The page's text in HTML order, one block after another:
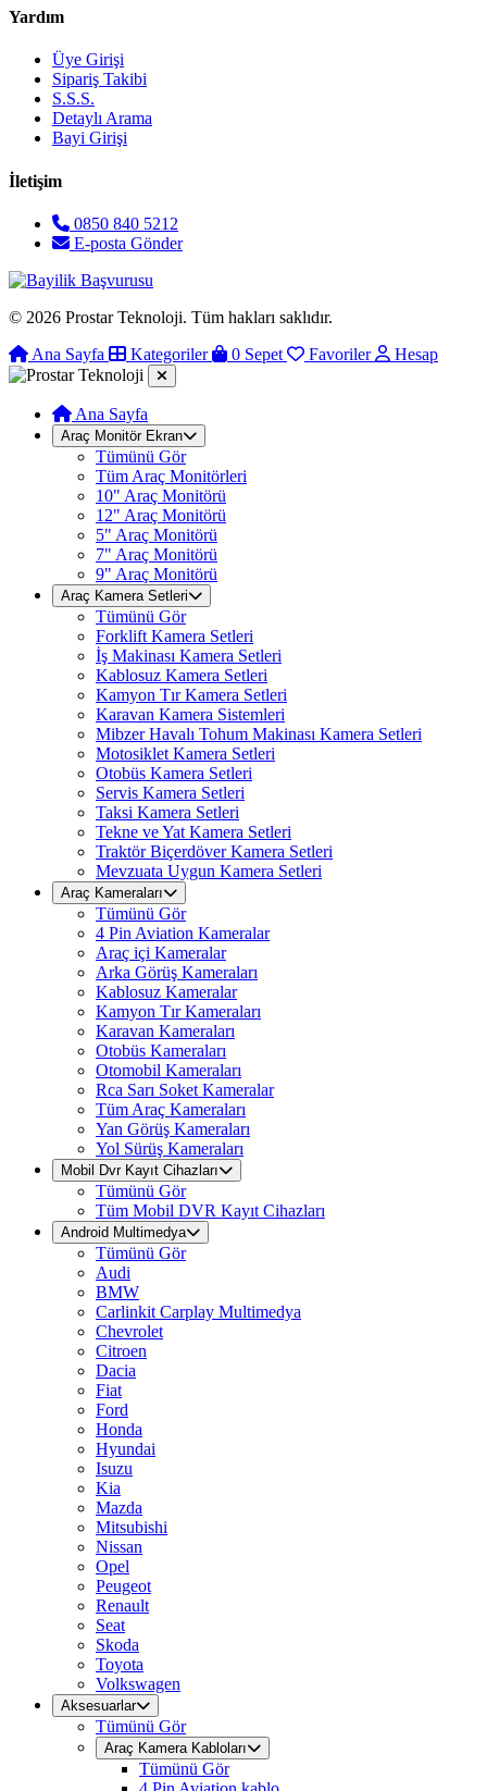
Yardım
Üye Girişi
Sipariş Takibi
S.S.S.
Detaylı Arama
Bayi Girişi
İletişim
0850 840 5212
E-posta Gönder
© 2026 Prostar Teknoloji. Tüm hakları saklıdır.
Ana Sayfa
Kategoriler 0 Sepet Favoriler Hesap
Ana Sayfa
Araç Monitör Ekran
Tümünü Gör
Tüm Araç Monitörleri
10" Araç Monitörü
12" Araç Monitörü
5" Araç Monitörü
7" Araç Monitörü
9" Araç Monitörü
Araç Kamera Setleri
Tümünü Gör
Forklift Kamera Setleri
İş Makinası Kamera Setleri
Kablosuz Kamera Setleri
Kamyon Tır Kamera Setleri
Karavan Kamera Sistemleri
Mibzer Havalı Tohum Makinası Kamera Setleri
Motosiklet Kamera Setleri
Otobüs Kamera Setleri
Servis Kamera Setleri
Taksi Kamera Setleri
Tekne ve Yat Kamera Setleri
Traktör Biçerdöver Kamera Setleri
Mevzuata Uygun Kamera Setleri
Araç Kameraları
Tümünü Gör
4 Pin Aviation Kameralar
Araç içi Kameralar
Arka Görüş Kameraları
Kablosuz Kameralar
Kamyon Tır Kameraları
Karavan Kameraları
Otobüs Kameraları
Otomobil Kameraları
Rca Sarı Soket Kameralar
Tüm Araç Kameraları
Yan Görüş Kameraları
Yol Sürüş Kameraları
Mobil Dvr Kayıt Cihazları
Tümünü Gör
Tüm Mobil DVR Kayıt Cihazları
Android Multimedya
Tümünü Gör
Audi
BMW
Carlinkit Carplay Multimedya
Chevrolet
Citroen
Dacia
Fiat
Ford
Honda
Hyundai
Isuzu
Kia
Mazda
Mitsubishi
Nissan
Opel
Peugeot
Renault
Seat
Skoda
Toyota
Volkswagen
Aksesuarlar
Tümünü Gör
Araç Kamera Kabloları
Tümünü Gör